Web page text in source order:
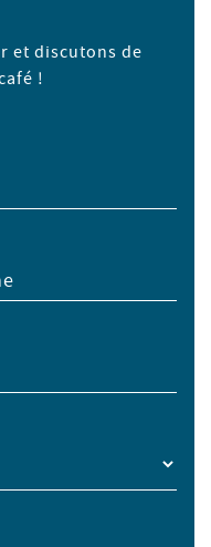
et discutons de
!